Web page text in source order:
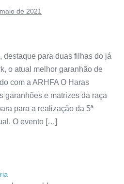
de 2021
destaque para duas filhas do já
o atual melhor garanhão de
com a ARHFA O Haras
garanhões e matrizes da raça
para a realização da 5ª
O evento […]